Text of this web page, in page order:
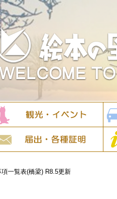
一覧表(橋梁) R8.5更新